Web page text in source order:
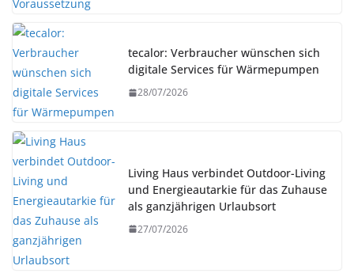
tecalor: Verbraucher wünschen sich
digitale Services für Wärmepumpen
28/07/2026
Living Haus verbindet Outdoor-Living
und Energieautarkie für das Zuhause
als ganzjährigen Urlaubsort
27/07/2026